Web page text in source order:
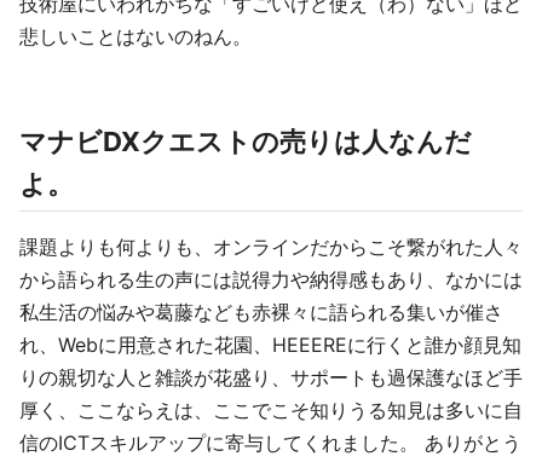
悲しいことはないのねん。
マナビDXクエストの売りは人なんだ
よ。
課題よりも何よりも、オンラインだからこそ繋がれた人々
から語られる生の声には説得力や納得感もあり、なかには
私生活の悩みや葛藤なども赤裸々に語られる集いが催さ
れ、Webに用意された花園、HEEEREに行くと誰か顔見知
りの親切な人と雑談が花盛り、サポートも過保護なほど手
厚く、ここならえは、ここでこそ知りうる知見は多いに自
信のICTスキルアップに寄与してくれました。 ありがとう